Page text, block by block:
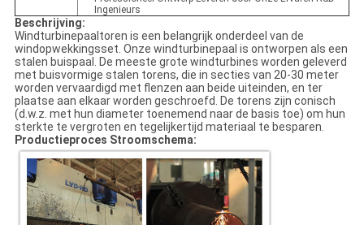
Ingenieurs
Beschrijving:
Windturbinepaaltoren is een belangrijk onderdeel van de
windopwekkingsset. Onze windturbinepaal is ontworpen als een
stalen buispaal. De meeste grote windturbines worden geleverd
met buisvormige stalen torens, die in secties van 20-30 meter
worden vervaardigd met flenzen aan beide uiteinden, en ter
plaatse aan elkaar worden geschroefd. De torens zijn conisch
(d.w.z. met hun diameter toenemend naar de basis toe) om hun
sterkte te vergroten en tegelijkertijd materiaal te besparen.
Productieproces Stroomschema: